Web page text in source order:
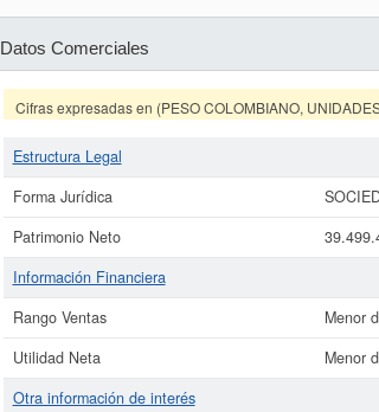
Datos Comerciales
Cifras expresadas en (PESO COLOMBIANO,
Estructura Legal
Forma Jurídica
Patrimonio Neto
Información Financiera
Rango Ventas
Menor
Utilidad Neta
Menor
Otra información de interés